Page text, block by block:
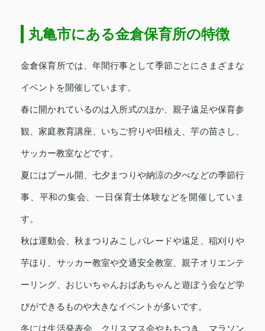
丸亀市にある金倉保育所の特徴
金倉保育所では、年間行事として季節ごとにさまざまな
イベントを開催しています。
春に開かれているのは入所式のほか、親子遠足や保育参
観、家庭教育講座、いちご狩りや田植え、芋の苗さし、
サッカー教室などです。
夏にはプール開、七夕まつりや納涼の夕べなどの季節行
事、平和の集会、一日保育士体験などを開催していま
す。
秋は運動会、秋まつりみこしパレードや遠足、稲刈りや
芋ほり、サッカー教室や交通安全教室、親子オリエンテ
ーリング、おじいちゃんおばあちゃんと遊ぼう会など学
びができるものや大きなイベントが多いです。
冬には生活発表会、クリスマス会やもちつき、マラソン